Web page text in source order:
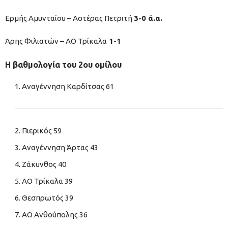
Ερμής Αμυνταίου – Αστέρας Πετριτή3-0 ά.α.
Άρης Φιλιατών – ΑΟ Τρίκαλα 1-1
Η βαθμολογία του 2ου ομίλου
Αναγέννηση Καρδίτσας 61
Πιερικός 59
Αναγέννηση Άρτας 43
Ζάκυνθος 40
ΑΟ Τρίκαλα 39
Θεσπρωτός 39
ΑΟ Ανθούπολης 36